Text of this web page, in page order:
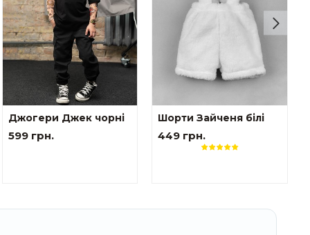
Джогери Джек чорні
599 грн.
Шорти Зайченя білі
449 грн.